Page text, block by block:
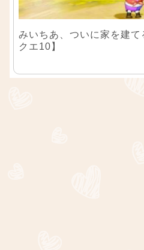
みいちあ、ついに家を建
クエ10】